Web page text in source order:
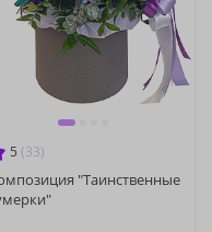
5 (33)
"Таинственные